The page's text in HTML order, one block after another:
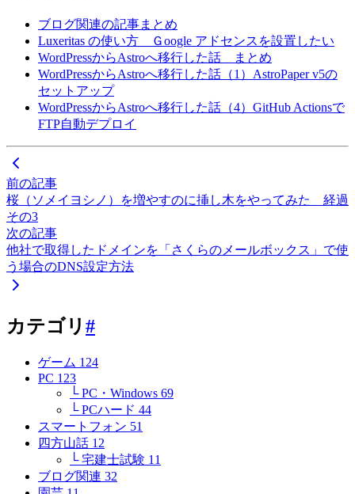
ブログ関連の記事まとめ
Luxeritas の使い方 Ｇoogle アドセンスを設置したい
WordPressからAstroへ移行した話 まとめ
WordPressからAstroへ移行した話（1）AstroPaper v5の
セットアップ
WordPressからAstroへ移行した話（4）GitHub Actionsで
FTP自動デプロイ
前の記事
桜（ソメイヨシノ）を増やすのに挿し木をやってみた 経過
その3
次の記事
他社で取得したドメインを「さくらのメールボックス」で使
う場合のDNS設定方法
カテゴリ #
ゲーム 124
PC 123
└ PC・Windows 69
└ PCハード 44
スマートフォン 51
四方山話 12
└ 宅建士試験 11
ブログ関連 32